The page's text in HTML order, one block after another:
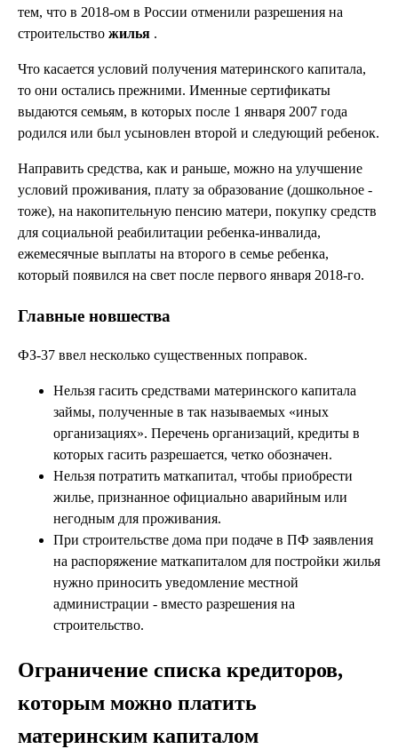
тем, что в 2018-ом в России отменили разрешения на
строительство жилья .
Что касается условий получения материнского капитала,
то они остались прежними. Именные сертификаты
выдаются семьям, в которых после 1 января 2007 года
родился или был усыновлен второй и следующий ребенок.
Направить средства, как и раньше, можно на улучшение
условий проживания, плату за образование (дошкольное -
тоже), на накопительную пенсию матери, покупку средств
для социальной реабилитации ребенка-инвалида,
ежемесячные выплаты на второго в семье ребенка,
который появился на свет после первого января 2018-го.
Главные новшества
ФЗ-37 ввел несколько существенных поправок.
Нельзя гасить средствами материнского капитала
займы, полученные в так называемых «иных
организациях». Перечень организаций, кредиты в
которых гасить разрешается, четко обозначен.
Нельзя потратить маткапитал, чтобы приобрести
жилье, признанное официально аварийным или
негодным для проживания.
При строительстве дома при подаче в ПФ заявления
на распоряжение маткапиталом для постройки жилья
нужно приносить уведомление местной
администрации - вместо разрешения на
строительство.
Ограничение списка кредиторов,
которым можно платить
материнским капиталом